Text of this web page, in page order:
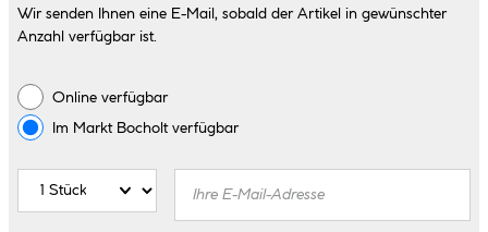
Wir senden Ihnen eine E-Mail, sobald der Artikel in gewünschter
Anzahl verfügbar ist.
Online verfügbar
Im Markt Bocholtverfügbar